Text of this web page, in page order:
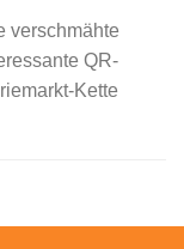
verschmähte
QR-
Kette